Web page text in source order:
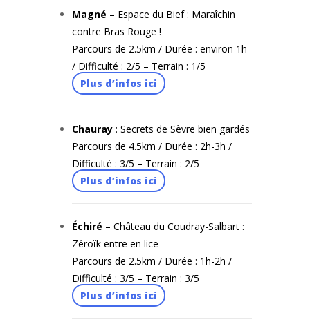
Magné – Espace du Bief : Maraîchin
contre Bras Rouge !
Parcours de 2.5km / Durée : environ 1h
/ Difficulté : 2/5 – Terrain : 1/5
Plus d’infos ici
Chauray : Secrets de Sèvre bien gardés
Parcours de 4.5km / Durée : 2h-3h /
Difficulté : 3/5 – Terrain : 2/5
Plus d’infos ici
Échiré – Château du Coudray-Salbart :
Zéroïk entre en lice
Parcours de 2.5km / Durée : 1h-2h /
Difficulté : 3/5 – Terrain : 3/5
Plus d’infos ici